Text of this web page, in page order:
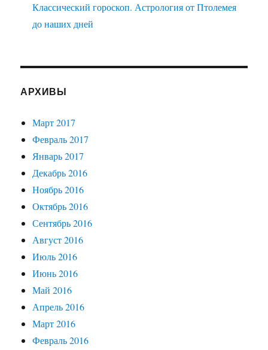
Классический гороскоп. Астрология от Птолемея
до наших дней
АРХИВЫ
Март 2017
Февраль 2017
Январь 2017
Декабрь 2016
Ноябрь 2016
Октябрь 2016
Сентябрь 2016
Август 2016
Июль 2016
Июнь 2016
Май 2016
Апрель 2016
Март 2016
Февраль 2016